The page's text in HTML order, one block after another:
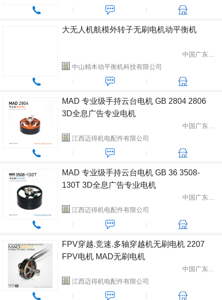
大无人机航模外转子无刷电机动平衡机
中国广东省中山市
中山精本动平衡机科技有限公司
MAD 专业级手持云台电机 GB 2804 2806
3D全息广告专业电机
中国广东省中山市
江西迈得机电配件有限公司
MAD 专业级手持云台电机 GB 36 3508-
130T 3D全息广告专业电机
中国广东省中山市
江西迈得机电配件有限公司
FPV穿越.竞速.多轴穿越机无刷电机 2207
FPV电机 MAD无刷电机
中国广东省中山市
江西迈得机电配件有限公司